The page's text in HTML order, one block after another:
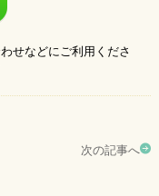
せなどにご利用くださ
次の記事へ